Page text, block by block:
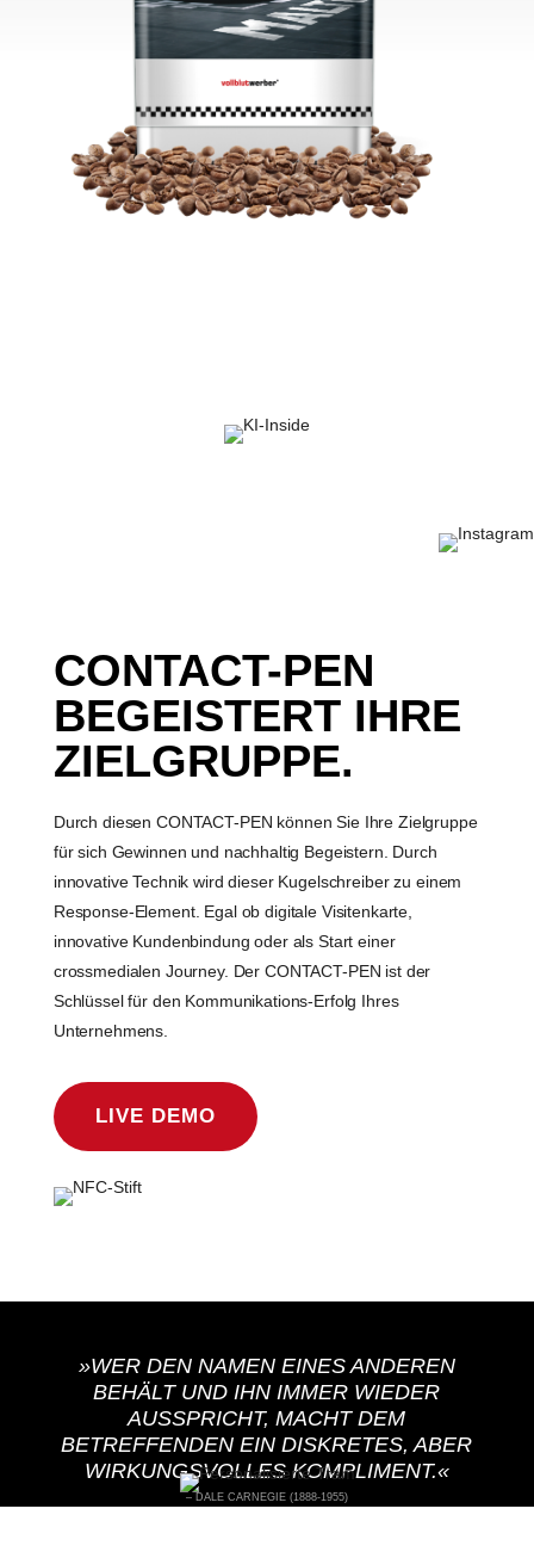
CONTACT-PEN
BEGEISTERT IHRE
ZIELGRUPPE.
Durch diesen CONTACT-PEN können Sie Ihre Zielgruppe
für sich Gewinnen und nachhaltig Begeistern. Durch
innovative Technik wird dieser Kugelschreiber zu einem
Response-Element. Egal ob digitale Visitenkarte,
innovative Kundenbindung oder als Start einer
crossmedialen Journey. Der CONTACT-PEN ist der
Schlüssel für den Kommunikations-Erfolg Ihres
Unternehmens.
LIVE DEMO
»WER DEN NAMEN EINES ANDEREN
BEHÄLT UND IHN IMMER WIEDER
AUSSPRICHT, MACHT DEM
BETREFFENDEN EIN DISKRETES, ABER
WIRKUNGSVOLLES KOMPLIMENT.«
– DALE CARNEGIE (1888-1955)